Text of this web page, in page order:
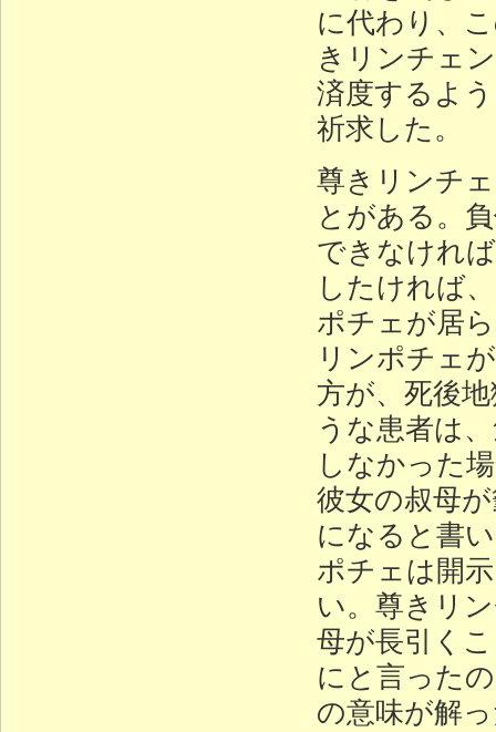
に代わり、
きリンチェ
済度するよ
祈求した。
尊きリンチ
とがある。
できなけれ
したければ
ポチェが居
リンポチェ
方が、死後
うな患者は
しなかった
彼女の叔母
になると書
ポチェは開
い。尊きリ
母が長引く
にと言った
の意味が解